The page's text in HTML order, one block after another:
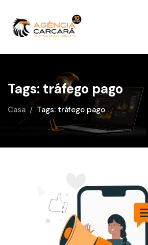
Tags: tráfego pago
Casa Tags: tráfego pago